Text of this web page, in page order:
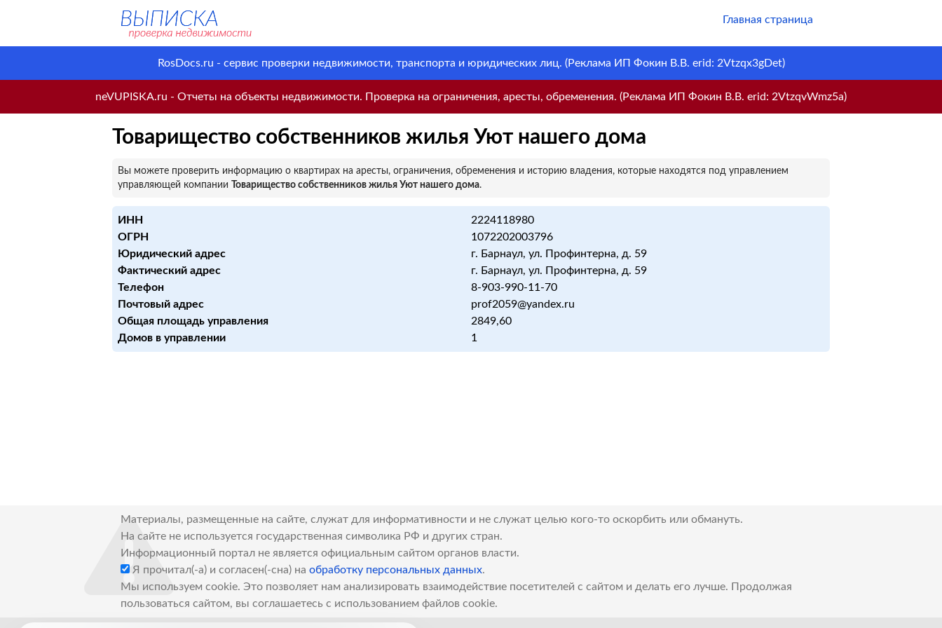
Главная страница
RosDocs.ru - сервис проверки недвижимости, транспорта и юридических лиц. (Реклама ИП Фокин В.В. erid: 2Vtzqx3gDet)
neVUPISKA.ru - Отчеты на объекты недвижимости. Проверка на ограничения, аресты, обременения. (Реклама ИП Фокин В.В. erid: 2VtzqvWmz5a)
Товарищество собственников жилья Уют нашего дома
Вы можете проверить информацию о квартирах на аресты, ограничения, обременения и историю владения, которые находятся под управлением
управляющей компании
Товарищество собственников жилья Уют нашего дома.
ИНН
2224118980
ОГРН
1072202003796
Юридический адрес
г. Барнаул, ул. Профинтерна, д. 59
Фактический адрес
г. Барнаул, ул. Профинтерна, д. 59
Телефон
8-903-990-11-70
Почтовый адрес
prof2059@yandex.ru
Общая площадь управления
2849,60
Домов в управлении
1
Материалы, размещенные на сайте, служат для информативности и не служат целью кого-то оскорбить или обмануть.
На сайте не используется государственная символика РФ и других стран.
Информационный портал не является официальным сайтом органов власти.
Я прочитал(-а) и согласен(-сна) на обработку персональных данных.
Мы используем cookie. Это позволяет нам анализировать взаимодействие посетителей с сайтом и делать его лучше. Продолжая
пользоваться сайтом, вы соглашаетесь с использованием файлов cookie.